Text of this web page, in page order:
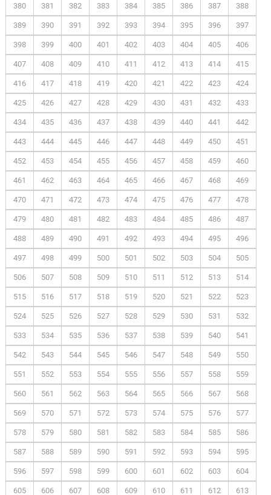
380 381 382 383 384 385 386 387 388
389 390 391 392 393 394 395 396 397
398 399 400 401 402 403 404 405 406
407 408 409 410 411 412 413 414 415
416 417 418 419 420 421 422 423 424
425 426 427 428 429 430 431 432 433
434 435 436 437 438 439 440 441 442
443 444 445 446 447 448 449 450 451
452 453 454 455 456 457 458 459 460
461 462 463 464 465 466 467 468 469
470 471 472 473 474 475 476 477 478
479 480 481 482 483 484 485 486 487
488 489 490 491 492 493 494 495 496
497 498 499 500 501 502 503 504 505
506 507 508 509 510 511 512 513 514
515 516 517 518 519 520 521 522 523
524 525 526 527 528 529 530 531 532
533 534 535 536 537 538 539 540 541
542 543 544 545 546 547 548 549 550
551 552 553 554 555 556 557 558 559
560 561 562 563 564 565 566 567 568
569 570 571 572 573 574 575 576 577
578 579 580 581 582 583 584 585 586
587 588 589 590 591 592 593 594 595
596 597 598 599 600 601 602 603 604
605 606 607 608 609 610 611 612 613